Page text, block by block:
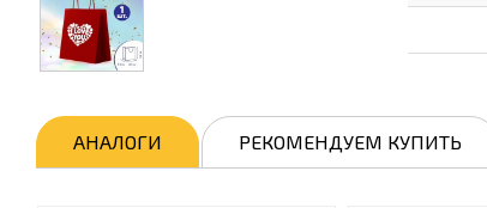
АНАЛОГИ РЕКОМЕНДУЕМ КУПИТЬ